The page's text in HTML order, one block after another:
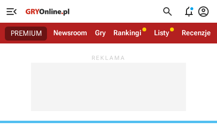
   
PREMIUM Newsroom Gry Rankingi Listy Recenzje